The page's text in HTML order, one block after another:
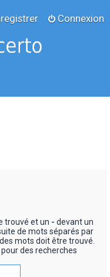
Connexion
trouvé et un - devant un
de mots séparés par
mots doit être trouvé.
des recherches